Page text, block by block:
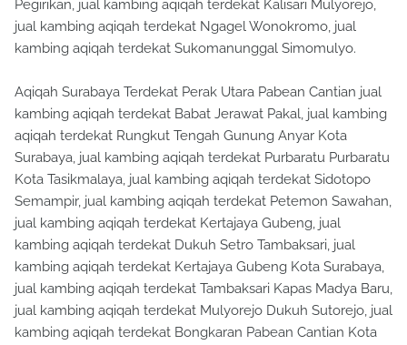
Pegirikan, jual kambing aqiqah terdekat Kalisari Mulyorejo,
jual kambing aqiqah terdekat Ngagel Wonokromo, jual
kambing aqiqah terdekat Sukomanunggal Simomulyo.
Aqiqah Surabaya Terdekat Perak Utara Pabean Cantian jual
kambing aqiqah terdekat Babat Jerawat Pakal, jual kambing
aqiqah terdekat Rungkut Tengah Gunung Anyar Kota
Surabaya, jual kambing aqiqah terdekat Purbaratu Purbaratu
Kota Tasikmalaya, jual kambing aqiqah terdekat Sidotopo
Semampir, jual kambing aqiqah terdekat Petemon Sawahan,
jual kambing aqiqah terdekat Kertajaya Gubeng, jual
kambing aqiqah terdekat Dukuh Setro Tambaksari, jual
kambing aqiqah terdekat Kertajaya Gubeng Kota Surabaya,
jual kambing aqiqah terdekat Tambaksari Kapas Madya Baru,
jual kambing aqiqah terdekat Mulyorejo Dukuh Sutorejo, jual
kambing aqiqah terdekat Bongkaran Pabean Cantian Kota